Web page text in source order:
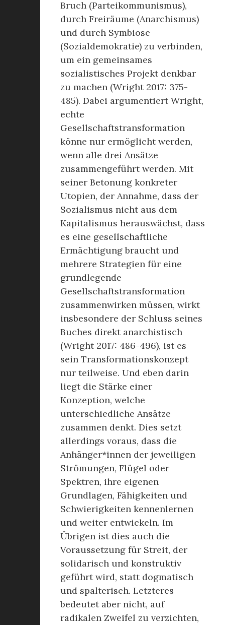
Bruch (Parteikommunismus),
durch Freiräume (Anarchismus)
und durch Symbiose
(Sozialdemokratie) zu verbinden,
um ein gemeinsames
sozialistisches Projekt denkbar
zu machen (Wright 2017: 375-
485). Dabei argumentiert Wright,
echte
Gesellschaftstransformation
könne nur ermöglicht werden,
wenn alle drei Ansätze
zusammengeführt werden. Mit
seiner Betonung konkreter
Utopien, der Annahme, dass der
Sozialismus nicht aus dem
Kapitalismus herauswächst, dass
es eine gesellschaftliche
Ermächtigung braucht und
mehrere Strategien für eine
grundlegende
Gesellschaftstransformation
zusammenwirken müssen, wirkt
insbesondere der Schluss seines
Buches direkt anarchistisch
(Wright 2017: 486-496), ist es
sein Transformationskonzept
nur teilweise. Und eben darin
liegt die Stärke einer
Konzeption, welche
unterschiedliche Ansätze
zusammen denkt. Dies setzt
allerdings voraus, dass die
Anhänger*innen der jeweiligen
Strömungen, Flügel oder
Spektren, ihre eigenen
Grundlagen, Fähigkeiten und
Schwierigkeiten kennenlernen
und weiter entwickeln. Im
Übrigen ist dies auch die
Voraussetzung für Streit, der
solidarisch und konstruktiv
geführt wird, statt dogmatisch
und spalterisch. Letzteres
bedeutet aber nicht, auf
radikalen Zweifel zu verzichten,